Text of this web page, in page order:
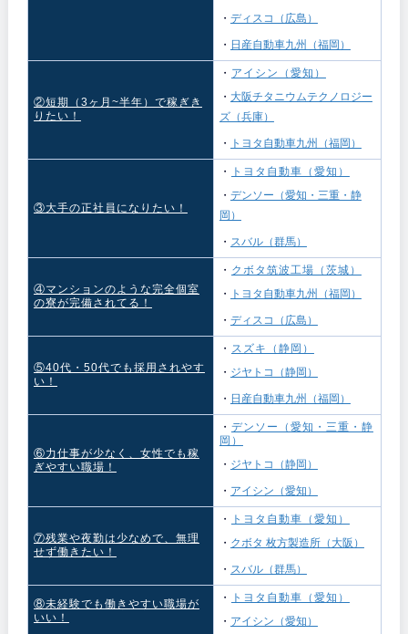
・ ディスコ（広島）
・ 日産自動車九州（福岡）
②短期（3ヶ月~半年）で稼ぎき
りたい！
・ アイシン（愛知）
・ 大阪チタニウムテクノロジー
ズ（兵庫）
・ トヨタ自動車九州（福岡）
③大手の正社員になりたい！
・
トヨタ自動車（愛知）
・ デンソー（愛知・三重・静
岡）
・ スバル（群馬）
④マンションのような完全個室
の寮が完備されてる！
・ クボタ筑波工場（茨城）
・
トヨタ自動車九州（福岡）
・ ディスコ（広島）
⑤40代・50代でも採用されやす
い！
・ スズキ（静岡）
・ ジヤトコ（静岡）
・ 日産自動車九州（福岡）
⑥力仕事が少なく、女性でも稼
ぎやすい職場！
・ デンソー（愛知・三重・静
岡）
・ ジヤトコ（静岡）
・ アイシン（愛知）
⑦残業や夜勤は少なめで、無理
せず働きたい！
・
トヨタ自動車（愛知）
・ クボタ 枚方製造所（大阪）
・ スバル（群馬）
⑧未経験でも働きやすい職場が
いい！
・
トヨタ自動車（愛知）
・ アイシン（愛知）